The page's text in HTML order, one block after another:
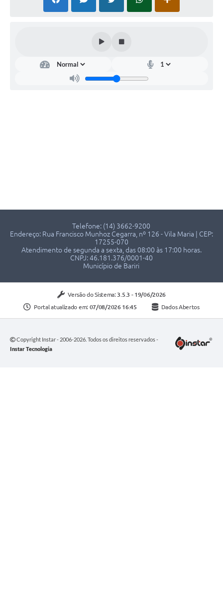
Telefone: (14) 3662-9200
Endereço: Rua Francisco Munhoz Cegarra, nº 126 - Vila Maria | CEP:
17255-070
Atendimento de segunda a sexta, das 08:00 às 17:00 horas.
CNPJ: 46.181.376/0001-40
Município de Bariri
Versão do Sistema: 3.5.3 - 19/06/2026
Portal atualizado em: 07/08/2026 16:45 Dados Abertos
Copyright Instar - 2006-2026. Todos os direitos reservados -
Instar Tecnologia